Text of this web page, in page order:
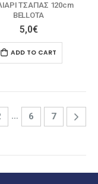
ΤΣΑΠΑΣ 120cm
ΒELLOTA
5,0€
ADD TO CART
… 6 7